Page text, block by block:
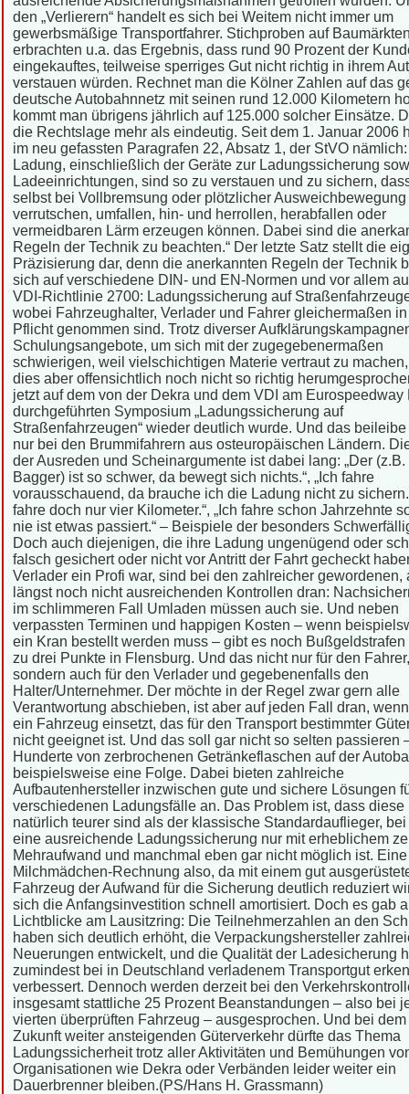
den „Verlierern“ handelt es sich bei Weitem nicht immer um
gewerbsmäßige Transportfahrer. Stichproben auf
erbrachten u.a. das Ergebnis, dass rund 90 Prozent der
eingekauftes, teilweise sperriges Gut nicht richtig in ihrem
verstauen würden. Rechnet man die Kölner Zahlen auf das
deutsche Autobahnnetz mit seinen rund 12.000 Kilometern
kommt man übrigens jährlich auf 125.000 solcher Einsätze.
die Rechtslage mehr als eindeutig. Seit dem 1. Januar 2006
im neu gefassten Paragrafen 22, Absatz 1, der StVO nämlich:
Ladung, einschließlich der Geräte zur Ladungssicherung
Ladeeinrichtungen, sind so zu verstauen und zu sichern,
selbst bei Vollbremsung oder plötzlicher
verrutschen, umfallen, hin- und herrollen, herabfallen oder
vermeidbaren Lärm erzeugen können. Dabei sind die
Regeln der Technik zu beachten.“ Der letzte Satz stellt die
Präzisierung dar, denn die anerkannten Regeln der Technik
sich auf verschiedene DIN- und EN-Normen und vor allem
VDI-Richtlinie 2700: Ladungssicherung auf
wobei Fahrzeughalter, Verlader und Fahrer gleichermaßen
Pflicht genommen sind. Trotz diverser
Schulungsangebote, um sich mit der zugegebenermaßen
schwierigen, weil vielschichtigen Materie vertraut zu
dies aber offensichtlich noch nicht so richtig
jetzt auf dem von der Dekra und dem VDI am Eurospeedway
durchgeführten Symposium „Ladungssicherung auf
Straßenfahrzeugen“ wieder deutlich wurde. Und das
nur bei den Brummifahrern aus osteuropäischen Ländern.
der Ausreden und Scheinargumente ist dabei lang: „Der (z.B.
Bagger) ist so schwer, da bewegt sich nichts.“, „Ich fahre
vorausschauend, da brauche ich die Ladung nicht zu
fahre doch nur vier Kilometer.“, „Ich fahre schon Jahrzehnte
nie ist etwas passiert.“ – Beispiele der besonders
Doch auch diejenigen, die ihre Ladung ungenügend oder
falsch gesichert oder nicht vor Antritt der Fahrt gecheckt
Verlader ein Profi war, sind bei den zahlreicher gewordenen,
längst noch nicht ausreichenden Kontrollen dran:
im schlimmeren Fall Umladen müssen auch sie. Und neben
verpassten Terminen und happigen Kosten – wenn
ein Kran bestellt werden muss – gibt es noch Bußgeldstrafen
zu drei Punkte in Flensburg. Und das nicht nur für den Fahrer,
sondern auch für den Verlader und gegebenenfalls den
Halter/Unternehmer. Der möchte in der Regel zwar gern alle
Verantwortung abschieben, ist aber auf jeden Fall dran,
ein Fahrzeug einsetzt, das für den Transport bestimmter
nicht geeignet ist. Und das soll gar nicht so selten passieren
Hunderte von zerbrochenen Getränkeflaschen auf der
beispielsweise eine Folge. Dabei bieten zahlreiche
Aufbautenhersteller inzwischen gute und sichere Lösungen
verschiedenen Ladungsfälle an. Das Problem ist, dass diese
natürlich teurer sind als der klassische Standardauflieger, bei
eine ausreichende Ladungssicherung nur mit erheblichem
Mehraufwand und manchmal eben gar nicht möglich ist. Eine
Milchmädchen-Rechnung also, da mit einem gut
Fahrzeug der Aufwand für die Sicherung deutlich reduziert
sich die Anfangsinvestition schnell amortisiert. Doch es gab
Lichtblicke am Lausitzring: Die Teilnehmerzahlen an den
haben sich deutlich erhöht, die Verpackungshersteller
Neuerungen entwickelt, und die Qualität der Ladesicherung
zumindest bei in Deutschland verladenem Transportgut
verbessert. Dennoch werden derzeit bei den
insgesamt stattliche 25 Prozent Beanstandungen – also bei
vierten überprüften Fahrzeug – ausgesprochen. Und bei
Zukunft weiter ansteigenden Güterverkehr dürfte das Thema
Ladungssicherheit trotz aller Aktivitäten und Bemühungen
Organisationen wie Dekra oder Verbänden leider weiter ein
Dauerbrenner bleiben.(PS/Hans H. Grassmann)